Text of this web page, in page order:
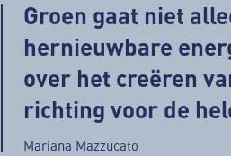
Groen gaat niet
hernieuwbare
over het creëren
richting voor de
Mariana Mazzucato